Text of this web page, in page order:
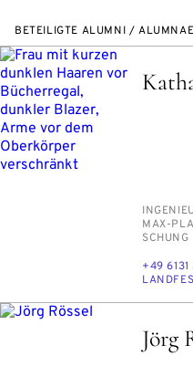
BETEILIGTE ALUMNI / ALUMNAE
MAX-
SCHUNG
TELEFON
+49
E-
Jörg